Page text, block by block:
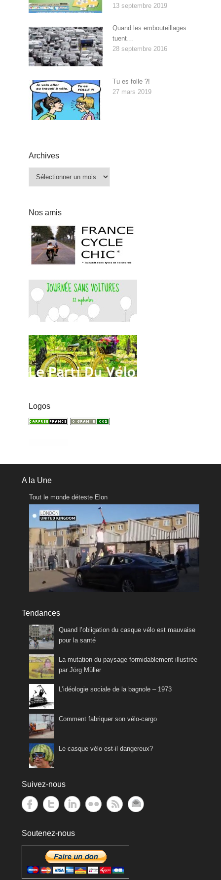
13 septembre 2019
Quand les embouteillages
tuent…
28 septembre 2016
Tu es folle ?!
27 mars 2019
Archives
Archives
Nos amis
Logos
A la Une
Tout le monde déteste Elon
Tendances
Quand l’obligation du casque vélo est mauvaise
pour la santé
La mutation du paysage formidablement illustrée
par Jörg Müller
L’idéologie sociale de la bagnole – 1973
Comment fabriquer son vélo-cargo
Le casque vélo est-il dangereux?
Suivez-nous
Soutenez-nous